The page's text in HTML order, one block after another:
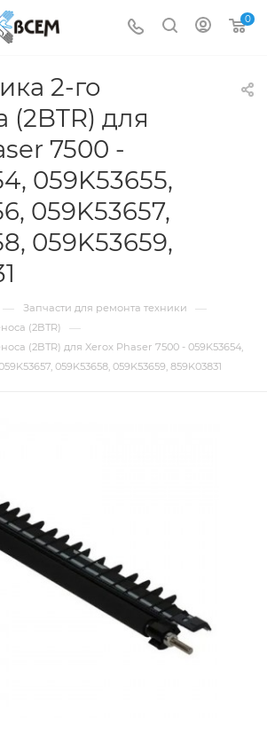
0
2-го
(2BTR) для
7500 -
059K53655,
059K53657,
059K53659,
— Запчасти для ремонта техники —
(2BTR) —
(2BTR) для Xerox Phaser 7500 - 059K53654,
059K53658, 059K53659, 859K03831